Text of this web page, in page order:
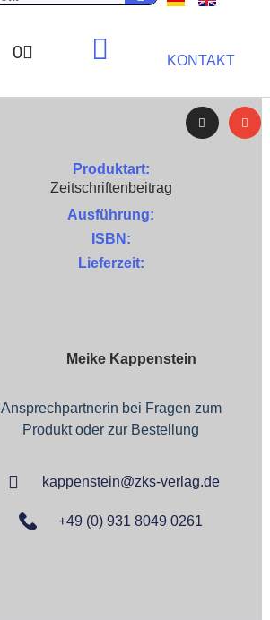
0 KONTAKT
Produktart:
Zeitschriftenbeitrag
Ausführung:
ISBN:
Lieferzeit:
Meike Kappenstein
Ansprechpartnerin bei Fragen zum
Produkt oder zur Bestellung
kappenstein@zks-verlag.de
+49 (0) 931 8049 0261